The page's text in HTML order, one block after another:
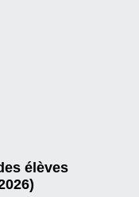
élèves